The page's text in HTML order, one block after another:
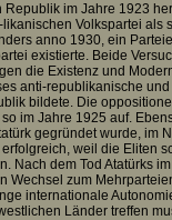
Republik im Jahre 1923
Volkspartei als
anno 1930, ein
existierte. Beide
die Existenz und
anti-republikanische
bildete. Die
im Jahre 1925 auf.
gegründet wurde, im
weil die Eliten
Nach dem Tod Atatürks
Wechsel zum
internationale
Länder treffen